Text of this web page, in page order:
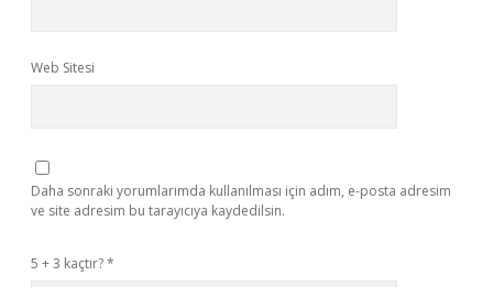
Web Sitesi
Daha sonraki yorumlarımda kullanılması için adım, e-posta adresim
ve site adresim bu tarayıcıya kaydedilsin.
5 + 3 kaçtır?*